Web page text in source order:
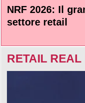
NRF 2026: Il
settore retail
RETAIL REAL